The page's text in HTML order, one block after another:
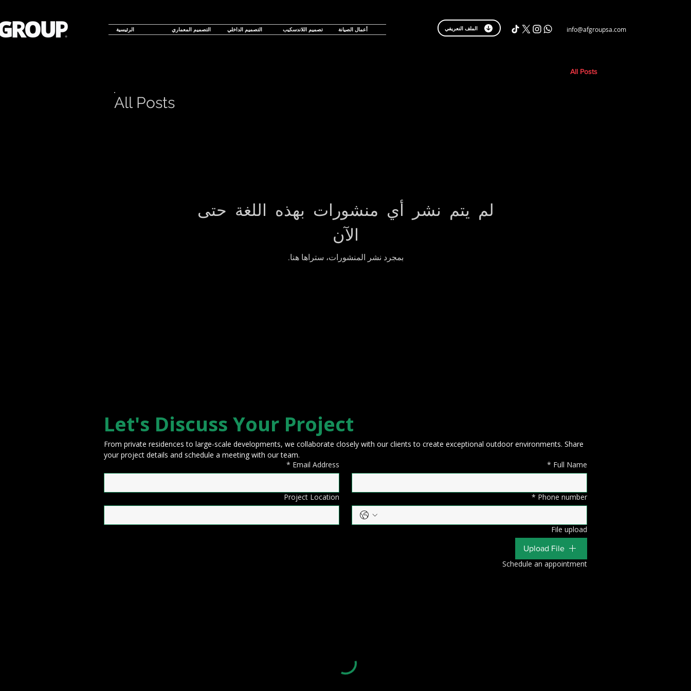
الرئيسية التصميم المعماري التصميم الداخلي تصميم اللاندسكيب أعمال الصيانة الملف النعريفي info@afgroupsa.com
All Posts
All Posts
لم يتم نشر أي منشورات بهذه اللغة حتى
الآن
بمجرد نشر المنشورات، ستراها هنا.
Let's Discuss Your Project
From private residences to large-scale developments, we collaborate closely with our clients to create exceptional outdoor environments. Share
your project details and schedule a meeting with our team.
Full Name
*
Email Address
*
Phone number
*
Project Location
File upload
Upload File
Schedule an appointment